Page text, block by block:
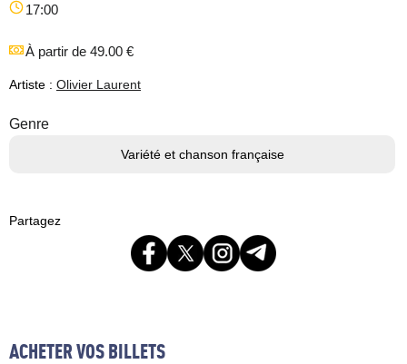
17:00
À partir de 49.00 €
Artiste : Olivier Laurent
Genre
Variété et chanson française
Partagez
ACHETER VOS BILLETS